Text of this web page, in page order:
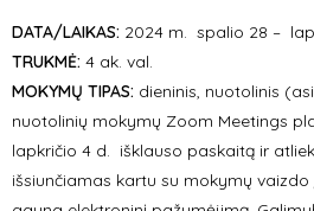
DATA/LAIKAS: 2024 m. spalio 28 –
TRUKMĖ: 4 ak. val.
MOKYMŲ TIPAS: dieninis, nuotolinis
nuotolinių mokymų Zoom Meetings
lapkričio 4 d. išklauso paskaitą ir
išsiunčiamas kartu su mokymų